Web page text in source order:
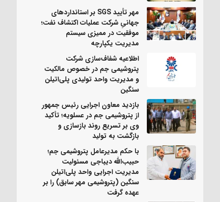
مهر تأیید SGS بر استانداردهای
جهانیِ شرکت عملیات اکتشاف نفت؛
موفقیت در ممیزی سیستم
مدیریت یکپارچه
اطلاعیه شفاف‌سازی شرکت
پتروشیمی جم در خصوص مالکیت
و مدیریت واحد تولیدی پلی‌اتیلن
سنگین
بازدید معاون اجرایی رئیس جمهور
از پتروشیمی جم در عسلویه؛ تأکید
وی بر تسریع روند بازسازی و
بازگشت به تولید
با حکم مدیرعامل پتروشیمی جم؛
حبیب‌الله دیباجی مسئولیت
مدیریت اجرایی واحد پلی‌اتیلن
سنگین (پتروشیمی مهر سابق) را بر
عهده گرفت